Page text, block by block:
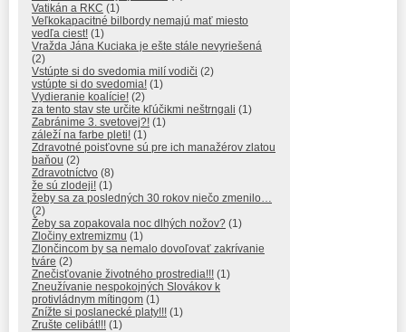
Vatikán a RKC (1)
Veľkokapacitné bilbordy nemajú mať miesto
vedľa ciest! (1)
Vražda Jána Kuciaka je ešte stále nevyriešená
(2)
Vstúpte si do svedomia milí vodiči (2)
vstúpte si do svedomia! (1)
Vydieranie koalície! (2)
za tento stav ste určite kľúčikmi neštrngali (1)
Zabránime 3. svetovej?! (1)
záleží na farbe pleti! (1)
Zdravotné poisťovne sú pre ich manažérov zlatou
baňou (2)
Zdravotníctvo (8)
že sú zlodeji! (1)
žeby sa za posledných 30 rokov niečo zmenilo…
(2)
Žeby sa zopakovala noc dlhých nožov? (1)
Zločiny extremizmu (1)
Zlončincom by sa nemalo dovoľovať zakrívanie
tváre (2)
Znečisťovanie životného prostredia!!! (1)
Zneužívanie nespokojných Slovákov k
protivládnym mítingom (1)
Znížte si poslanecké platy!!! (1)
Zrušte celibát!!! (1)